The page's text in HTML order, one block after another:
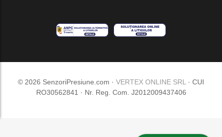
© 2026 SenzoriPresiune.com · VERTEX ONLINE SRL · CUI
RO30562841 · Nr. Reg. Com. J2012009437406